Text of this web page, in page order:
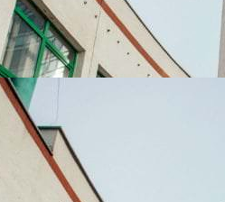
НАЙЧАСТІШЕ ВИБИРАЮТЬ